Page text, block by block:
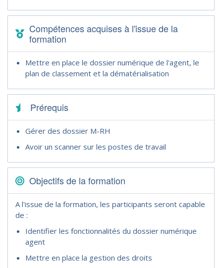
Compétences acquises à l'issue de la
formation
Mettre en place le dossier numérique de l'agent, le
plan de classement et la dématérialisation
Prérequis
Gérer des dossier M-RH
Avoir un scanner sur les postes de travail
Objectifs de la formation
A l'issue de la formation, les participants seront capable
de :
Identifier les fonctionnalités du dossier numérique
agent
Mettre en place la gestion des droits